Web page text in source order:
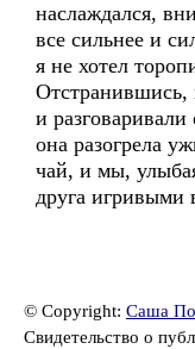
наслаждался,
все сильнее и
я не хотел
Отстранившись,
и
она разогрела
чай, и мы,
друга игривыми
© Copyright: Саша
Свидетельство о